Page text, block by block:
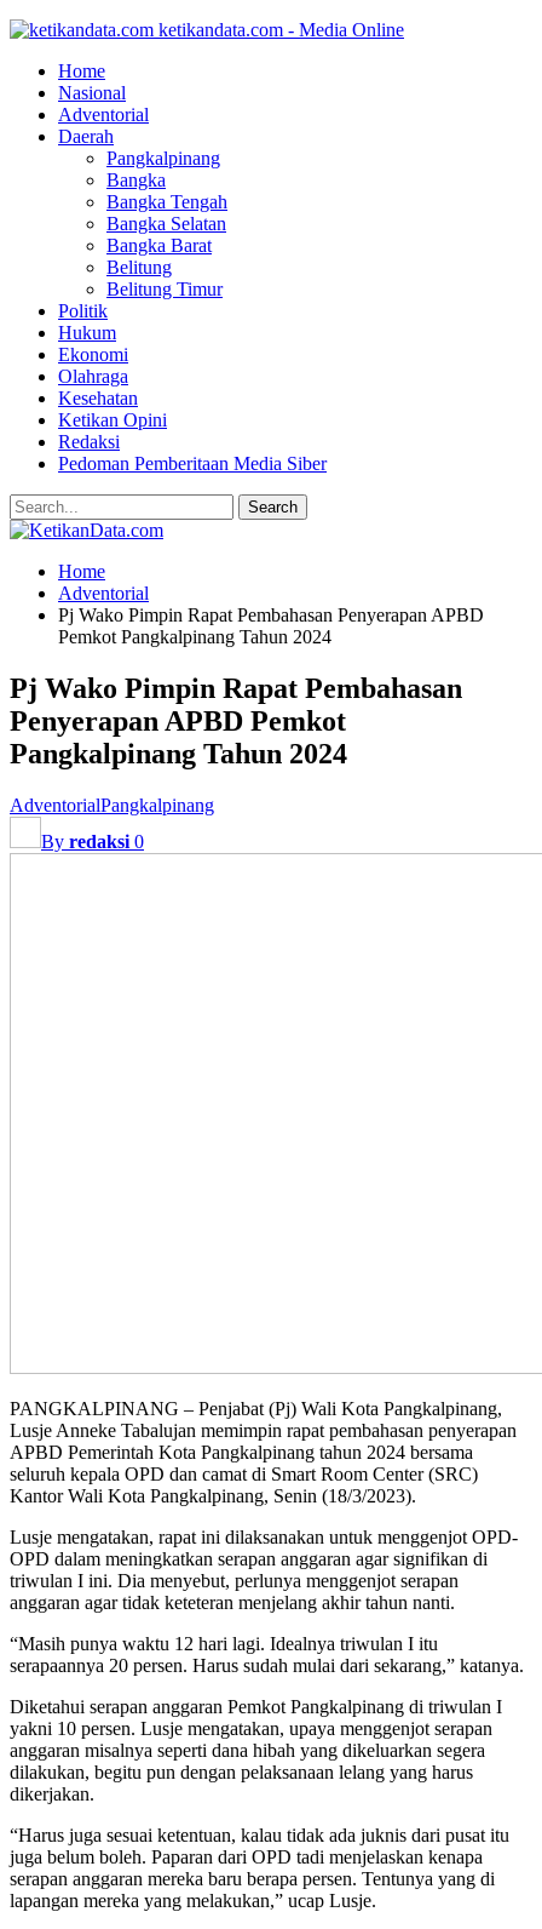
ketikandata.com - Media Online
Home
Nasional
Adventorial
Daerah
Pangkalpinang
Bangka
Bangka Tengah
Bangka Selatan
Bangka Barat
Belitung
Belitung Timur
Politik
Hukum
Ekonomi
Olahraga
Kesehatan
Ketikan Opini
Redaksi
Pedoman Pemberitaan Media Siber
Home
Adventorial
Pj Wako Pimpin Rapat Pembahasan Penyerapan APBD
Pemkot Pangkalpinang Tahun 2024
Pj Wako Pimpin Rapat Pembahasan
Penyerapan APBD Pemkot
Pangkalpinang Tahun 2024
AdventorialPangkalpinang
By redaksi 0
PANGKALPINANG – Penjabat (Pj) Wali Kota Pangkalpinang,
Lusje Anneke Tabalujan memimpin rapat pembahasan penyerapan
APBD Pemerintah Kota Pangkalpinang tahun 2024 bersama
seluruh kepala OPD dan camat di Smart Room Center (SRC)
Kantor Wali Kota Pangkalpinang, Senin (18/3/2023).
Lusje mengatakan, rapat ini dilaksanakan untuk menggenjot OPD-
OPD dalam meningkatkan serapan anggaran agar signifikan di
triwulan I ini. Dia menyebut, perlunya menggenjot serapan
anggaran agar tidak keteteran menjelang akhir tahun nanti.
“Masih punya waktu 12 hari lagi. Idealnya triwulan I itu
serapaannya 20 persen. Harus sudah mulai dari sekarang,” katanya.
Diketahui serapan anggaran Pemkot Pangkalpinang di triwulan I
yakni 10 persen. Lusje mengatakan, upaya menggenjot serapan
anggaran misalnya seperti dana hibah yang dikeluarkan segera
dilakukan, begitu pun dengan pelaksanaan lelang yang harus
dikerjakan.
“Harus juga sesuai ketentuan, kalau tidak ada juknis dari pusat itu
juga belum boleh. Paparan dari OPD tadi menjelaskan kenapa
serapan anggaran mereka baru berapa persen. Tentunya yang di
lapangan mereka yang melakukan,” ucap Lusje.